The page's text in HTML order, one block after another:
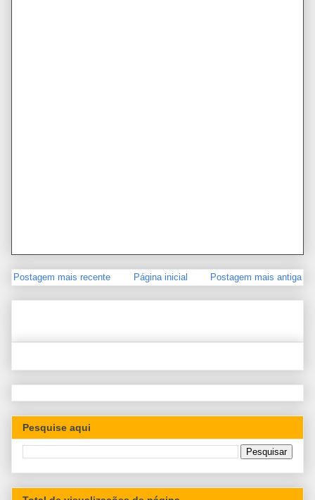
Postagem mais recente Postagem mais antiga
Página inicial
Pesquise aqui